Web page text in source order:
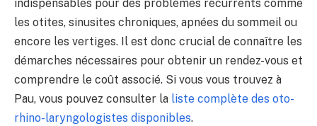
indispensables pour des problèmes récurrents comme
les otites, sinusites chroniques, apnées du sommeil ou
encore les vertiges. Il est donc crucial de connaître les
démarches nécessaires pour obtenir un rendez-vous et
comprendre le coût associé. Si vous vous trouvez à
Pau, vous pouvez consulter la liste complète des oto-
rhino-laryngologistes disponibles.